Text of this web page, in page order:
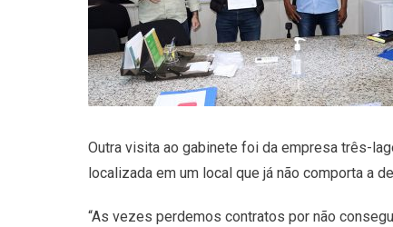
Outra visita ao gabinete foi da empresa três-
localizada em um local que já não comporta a
“As vezes perdemos contratos por não